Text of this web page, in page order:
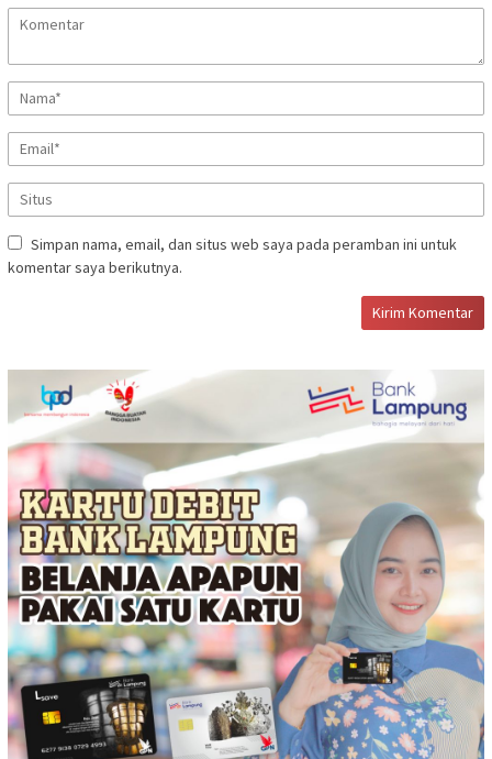
Simpan nama, email, dan situs web saya pada peramban ini untuk
komentar saya berikutnya.